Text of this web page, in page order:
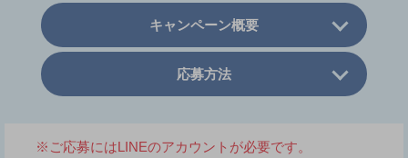
キャンペーン概要
応募方法
※ご応募にはLINEのアカウントが必要です。